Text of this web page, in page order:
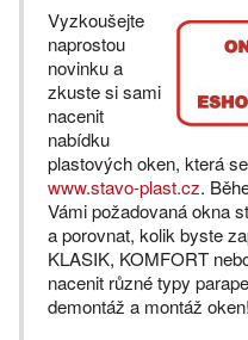
Vyzkoušejte
naprostou
novinku a
zkuste si sami
nacenit
nabídku
plastových oken, která
www.stavo-plast.cz.
Vámi požadovaná okna
a porovnat, kolik byste
KLASIK, KOMFORT
nacenit různé typy
demontáž a montáž oken!